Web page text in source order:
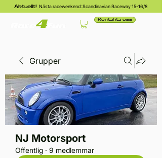
Aktuellt! Nästa raceweekend: Scandinavian Raceway 15-16/8
Kontakta oss
Grupper
NJ Motorsport
Offentlig · 9 medlemmar